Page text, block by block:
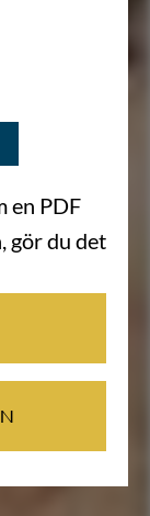
en PDF
gör du det